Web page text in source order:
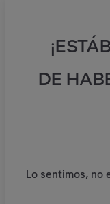
DE
Lo sentimos, no